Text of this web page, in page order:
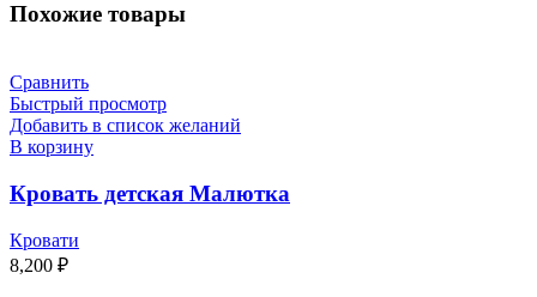
Похожие товары
Сравнить
Быстрый просмотр
Добавить в список желаний
В корзину
Кровать детская Малютка
Кровати
8,200 ₽